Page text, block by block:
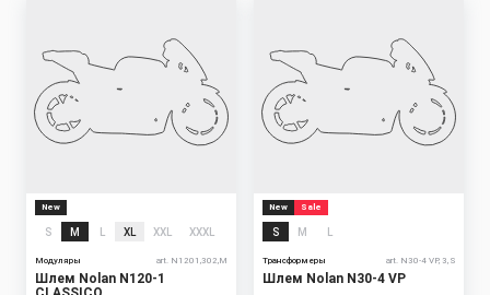
New
S M XL XXL XXXL
Модуляры art. N1201,302,M
Шлем Nolan N120-1
New Sale
S M
Трансформеры art. N30-4 VP, 3, S
Шлем Nolan N30-4 VP